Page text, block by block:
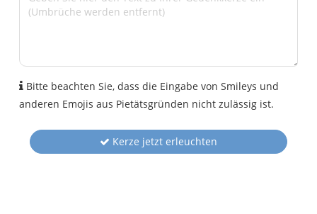
Bitte beachten Sie, dass die Eingabe von Smileys und
anderen Emojis aus Pietätsgründen nicht zulässig ist.
Kerze jetzt erleuchten